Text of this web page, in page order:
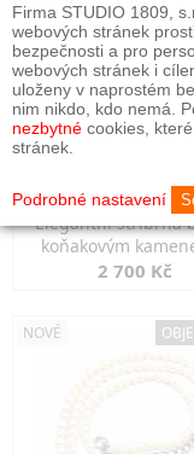
Elegantní stříbrná
koňakovým
markazity
2 700 Kč
NOVÉ
Firma STUDIO 1809,
webových stránek
bezpečnosti a pro
webových stránek i
uloženy v naprostém
nim nikdo, kdo nemá.
nezbytné cookies,
stránek.
Podrobné nastavení